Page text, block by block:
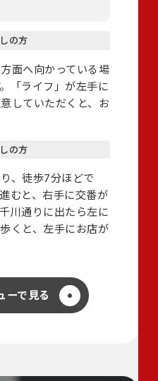
の方
面へ向かっている場
「ライフ」が左手に
していただくと、お
の方
、徒歩7分ほどで
むと、右手に交番が
川通りに出たら左に
くと、左手にお店が
ーで見る